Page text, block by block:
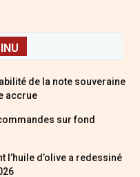
de la note souveraine
accrue
sur fond
l’huile d’olive a redessiné